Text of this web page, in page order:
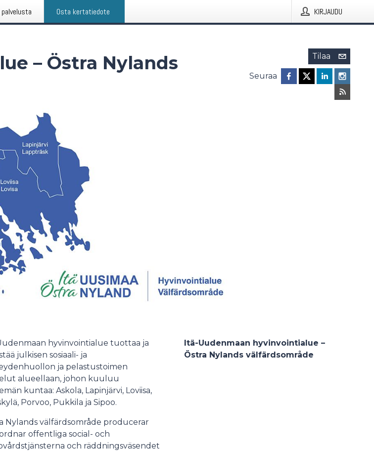
Osta kertatiedote KIRJAUDU
– Östra Nylands
Tilaa
Seuraa
hyvinvointialue tuottaa ja
julkisen sosiaali- ja
ja pelastustoimen
alueellaan, johon kuuluu
kuntaa: Askola, Lapinjärvi, Loviisa,
Porvoo, Pukkila ja Sipoo.
Nylands välfärdsområde producerar
offentliga social- och
och räddningsväsendet
Itä-Uudenmaan hyvinvointialue –
Östra Nylands välfärdsområde